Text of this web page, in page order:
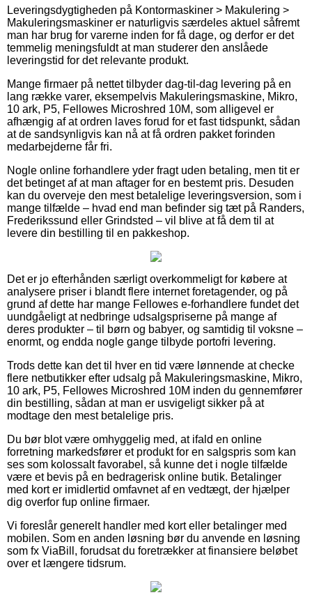
Leveringsdygtigheden på Kontormaskiner > Makulering >
Makuleringsmaskiner er naturligvis særdeles aktuel såfremt
man har brug for varerne inden for få dage, og derfor er det
temmelig meningsfuldt at man studerer den anslåede
leveringstid for det relevante produkt.
Mange firmaer på nettet tilbyder dag-til-dag levering på en
lang række varer, eksempelvis Makuleringsmaskine, Mikro,
10 ark, P5, Fellowes Microshred 10M, som alligevel er
afhængig af at ordren laves forud for et fast tidspunkt, sådan
at de sandsynligvis kan nå at få ordren pakket forinden
medarbejderne får fri.
Nogle online forhandlere yder fragt uden betaling, men tit er
det betinget af at man aftager for en bestemt pris. Desuden
kan du overveje den mest betalelige leveringsversion, som i
mange tilfælde – hvad end man befinder sig tæt på Randers,
Frederikssund eller Grindsted – vil blive at få dem til at
levere din bestilling til en pakkeshop.
Det er jo efterhånden særligt overkommeligt for købere at
analysere priser i blandt flere internet foretagender, og på
grund af dette har mange Fellowes e-forhandlere fundet det
uundgåeligt at nedbringe udsalgspriserne på mange af
deres produkter – til børn og babyer, og samtidig til voksne –
enormt, og endda nogle gange tilbyde portofri levering.
Trods dette kan det til hver en tid være lønnende at checke
flere netbutikker efter udsalg på Makuleringsmaskine, Mikro,
10 ark, P5, Fellowes Microshred 10M inden du gennemfører
din bestilling, sådan at man er usvigeligt sikker på at
modtage den mest betalelige pris.
Du bør blot være omhyggelig med, at ifald en online
forretning markedsfører et produkt for en salgspris som kan
ses som kolossalt favorabel, så kunne det i nogle tilfælde
være et bevis på en bedragerisk online butik. Betalinger
med kort er imidlertid omfavnet af en vedtægt, der hjælper
dig overfor fup online firmaer.
Vi foreslår generelt handler med kort eller betalinger med
mobilen. Som en anden løsning bør du anvende en løsning
som fx ViaBill, forudsat du foretrækker at finansiere beløbet
over et længere tidsrum.